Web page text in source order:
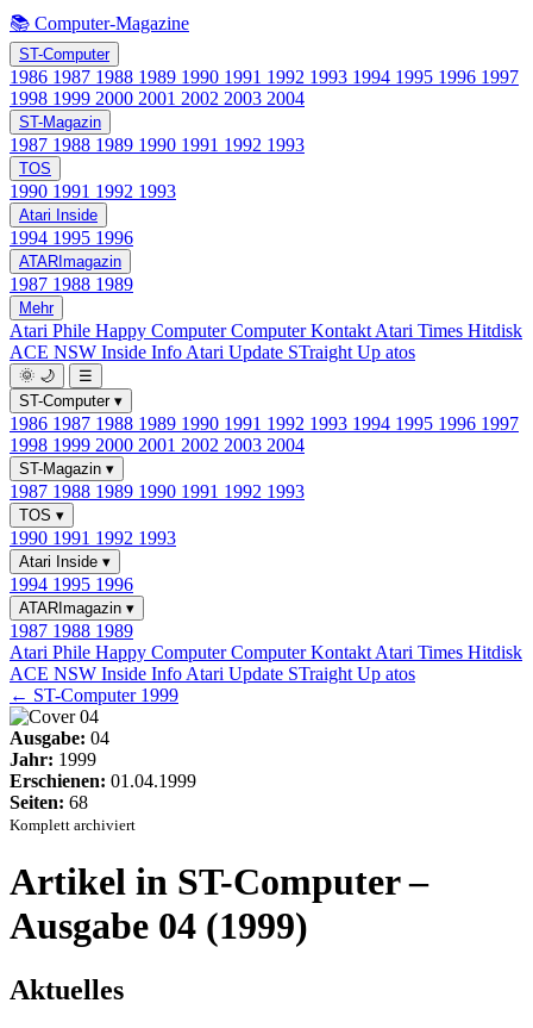
📚 Computer-Magazine
ST-Computer
1986 1987 1988 1989 1990 1991 1992 1993 1994 1995 1996 1997
1998 1999 2000 2001 2002 2003 2004
ST-Magazin
1987 1988 1989 1990 1991 1992 1993
TOS
1990 1991 1992 1993
Atari Inside
1994 1995 1996
ATARImagazin
1987 1988 1989
Mehr
Atari Phile Happy ComputerComputer Kontakt Atari Times Hitdisk
ACE NSW Inside Info Atari Update STraight Up atos
🌞 🌙
☰
ST-Computer ▾
1986 1987 1988 1989 1990 1991 1992 1993 1994 1995 1996 1997
1998 1999 2000 2001 2002 2003 2004
ST-Magazin ▾
1987 1988 1989 1990 1991 1992 1993
TOS ▾
1990 1991 1992 1993
Atari Inside ▾
1994 1995 1996
ATARImagazin ▾
1987 1988 1989
Atari Phile Happy ComputerComputer Kontakt Atari Times Hitdisk
ACE NSW Inside Info Atari Update STraight Up atos
← ST-Computer 1999
Ausgabe: 04
Jahr: 1999
Erschienen: 01.04.1999
Seiten: 68
Komplett archiviert
Artikel in ST-Computer –
Ausgabe 04 (1999)
Aktuelles